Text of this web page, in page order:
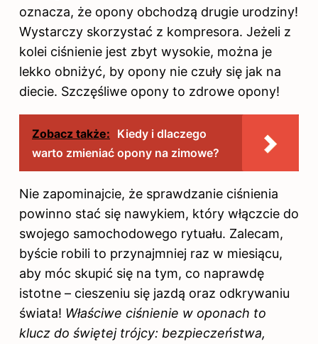
oznacza, że opony obchodzą drugie urodziny!
Wystarczy skorzystać z kompresora. Jeżeli z
kolei ciśnienie jest zbyt wysokie, można je
lekko obniżyć, by opony nie czuły się jak na
diecie. Szczęśliwe opony to zdrowe opony!
Zobacz także: Kiedy i dlaczego
warto zmieniać opony na zimowe?
Nie zapominajcie, że sprawdzanie ciśnienia
powinno stać się nawykiem, który włączcie do
swojego samochodowego rytuału. Zalecam,
byście robili to przynajmniej raz w miesiącu,
aby móc skupić się na tym, co naprawdę
istotne – cieszeniu się jazdą oraz odkrywaniu
świata! Właściwe ciśnienie w oponach to
klucz do świętej trójcy: bezpieczeństwa,